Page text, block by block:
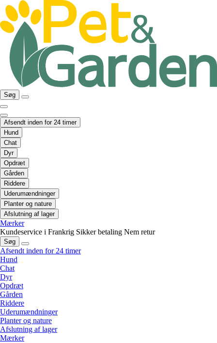
Søg
Afsendt inden for 24 timer
Hund
Chat
Dyr
Opdræt
Gården
Riddere
Uderumændninger
Planter og nature
Afslutning af lager
Mærker
Kundeservice i Frankrig Sikker betaling Nem retur
Søg
Afsendt inden for 24 timer
Hund
Chat
Dyr
Opdræt
Gården
Riddere
Uderumændninger
Planter og nature
Afslutning af lager
Mærker